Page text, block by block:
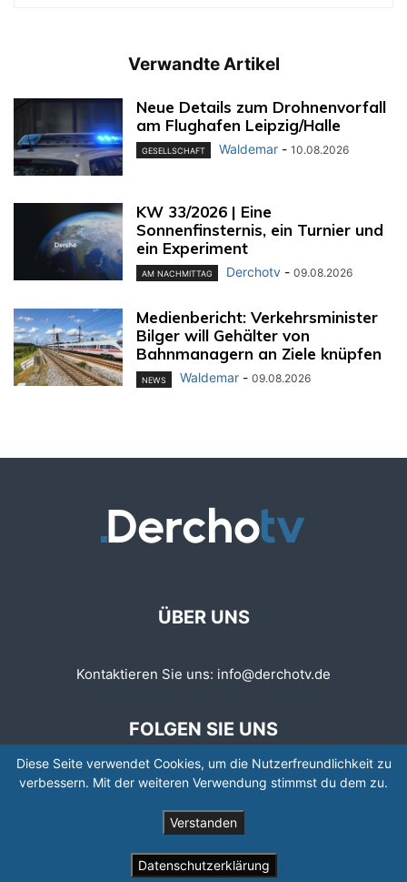
Verwandte Artikel
Neue Details zum Drohnenvorfall
am Flughafen Leipzig/Halle
GESELLSCHAFT Waldemar - 10.08.2026
KW 33/2026 | Eine
Sonnenfinsternis, ein Turnier und
ein Experiment
AM NACHMITTAG Derchotv - 09.08.2026
Medienbericht: Verkehrsminister
Bilger will Gehälter von
Bahnmanagern an Ziele knüpfen
NEWS Waldemar - 09.08.2026
ÜBER UNS
Kontaktieren Sie uns: info@derchotv.de
FOLGEN SIE UNS
© © Copyright 2008 - 2026 | Newspaper by TagDiv
Diese Seite verwendet Cookies, um die Nutzerfreundlichkeit zu
verbessern. Mit der weiteren Verwendung stimmst du dem zu.
Verstanden
Datenschutzerklärung